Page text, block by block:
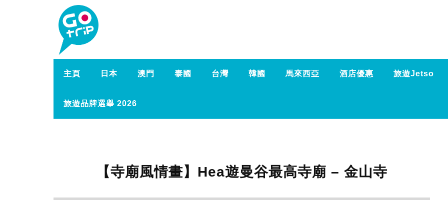
主頁 日本 澳門 泰國 台灣 韓國 馬來西亞 酒店優惠 旅遊Jetso
旅遊品牌選舉 2026
【寺廟風情畫】Hea遊曼谷最高寺廟 – 金山寺